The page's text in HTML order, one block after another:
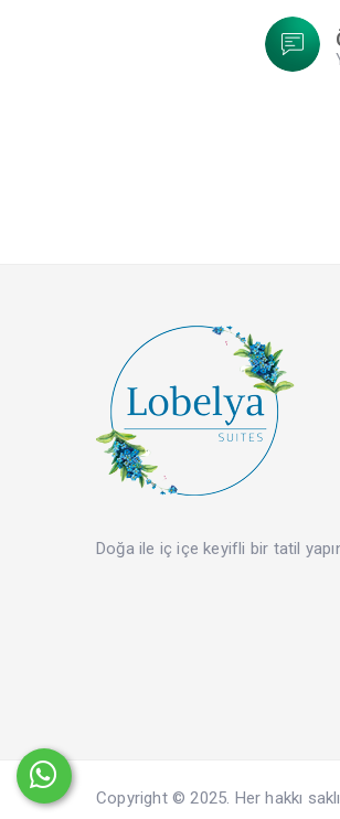
Doğa ile iç içe keyifli bir tatil
Copyright © 2025. Her hakkı